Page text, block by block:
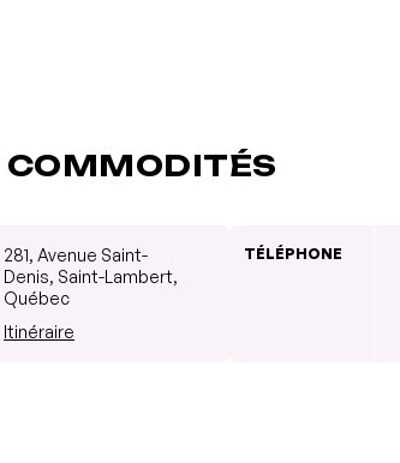
COMMODITÉS
281, Avenue Saint-
Denis, Saint-Lambert,
Québec
Itinéraire
TÉLÉPHONE